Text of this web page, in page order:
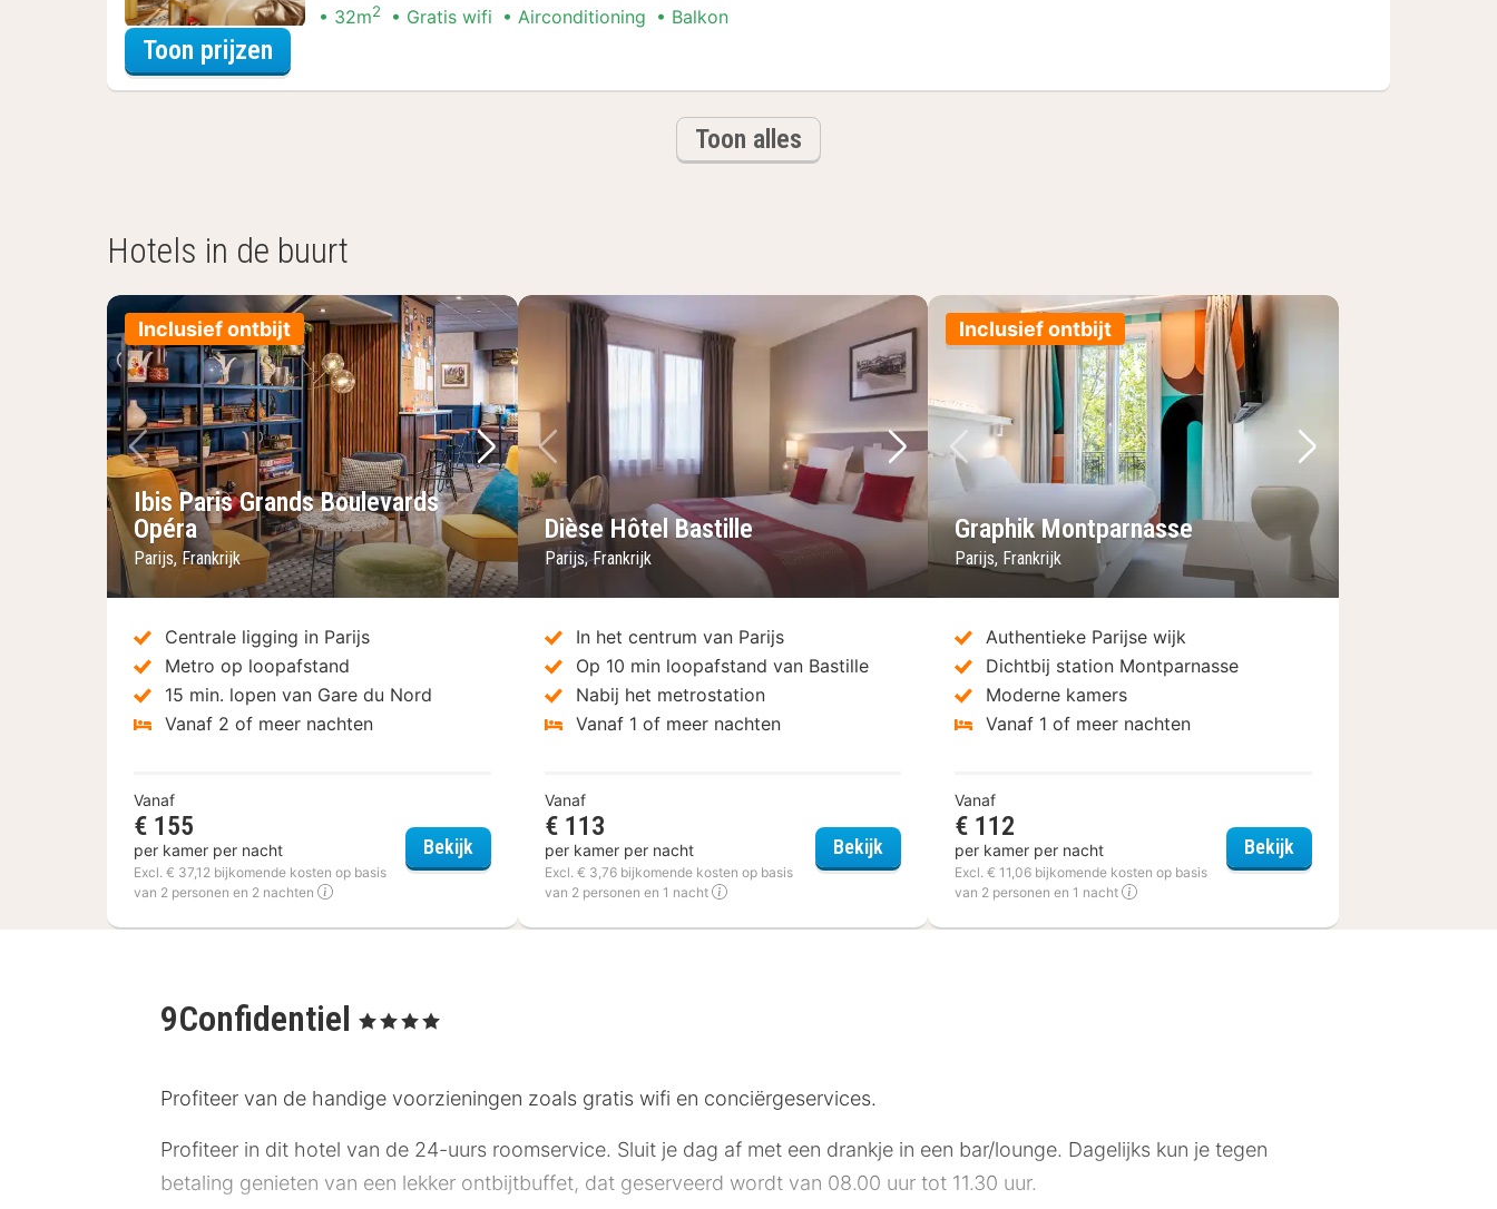
32m2 Gratis wifi Airconditioning Balkon
Toon prijzen
Toon alles
Hotels in de buurt
Inclusief ontbijt
Vorige foto
Volgende foto
Ibis Paris Grands Boulevards
Opéra
Parijs, Frankrijk
Centrale ligging in Parijs
Metro op loopafstand
15 min. lopen van Gare du Nord
Vanaf 2 of meer nachten
Vanaf
€ 155
per kamer per nacht
Excl. € 37,12 bijkomende kosten op basis
van 2 personen en 2 nachten
BekijkIbis Paris Grands Boulevards Opéra
Vorige foto
Volgende foto
Dièse Hôtel Bastille
Parijs, Frankrijk
In het centrum van Parijs
Op 10 min loopafstand van Bastille
Nabij het metrostation
Vanaf 1 of meer nachten
Vanaf
€ 113
per kamer per nacht
Excl. € 3,76 bijkomende kosten op basis
van 2 personen en 1 nacht
Bekijk Dièse Hôtel Bastille
Inclusief ontbijt
Vorige foto
Volgende foto
Graphik Montparnasse
Parijs, Frankrijk
Authentieke Parijse wijk
Dichtbij station Montparnasse
Moderne kamers
Vanaf 1 of meer nachten
Vanaf
€ 112
per kamer per nacht
Excl. € 11,06 bijkomende kosten op basis
van 2 personen en 1 nacht
BekijkGraphik Montparnasse
9Confidentiel , 4 Sterren
Profiteer van de handige voorzieningen zoals gratis wifi en conciërgeservices.
Profiteer in dit hotel van de 24-uurs roomservice. Sluit je dag af met een drankje in een bar/lounge. Dagelijks kun je tegen
betaling genieten van een lekker ontbijtbuffet, dat geserveerd wordt van 08.00 uur tot 11.30 uur.